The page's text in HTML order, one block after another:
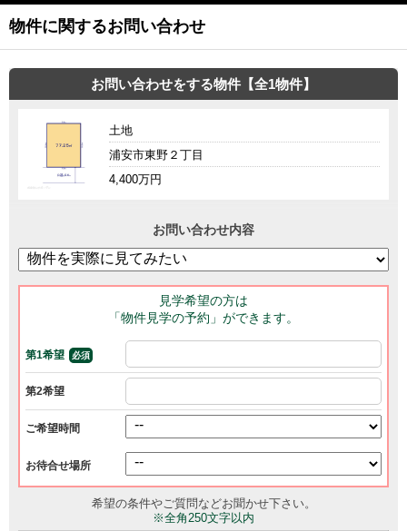
物件に関するお問い合わせ
お問い合わせをする物件【全1物件】
土地
浦安市東野２丁目
4,400万円
お問い合わせ内容
見学希望の方は
「物件見学の予約」ができます。
第1希望 必須
第2希望
ご希望時間
お待合せ場所
希望の条件やご質問などお聞かせ下さい。
※全角250文字以内